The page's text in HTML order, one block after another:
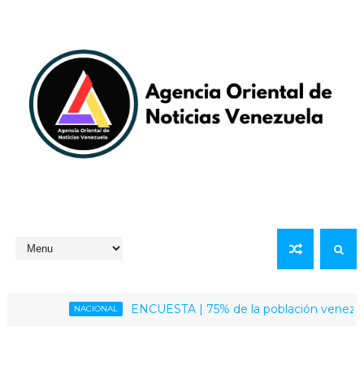
ENCUESTA | 75% de la población venezolana